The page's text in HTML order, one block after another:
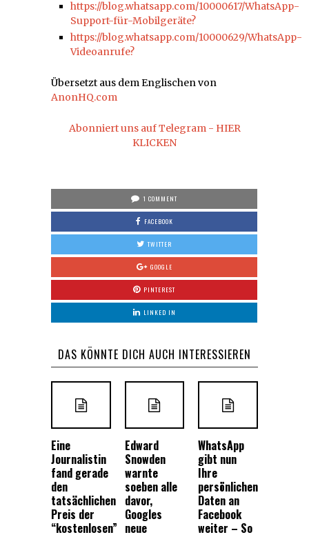
https://blog.whatsapp.com/10000617/WhatsApp-
Support-für-Mobilgeräte?
https://blog.whatsapp.com/10000629/WhatsApp-
Videoanrufe?
Übersetzt aus dem Englischen von
AnonHQ.com
Abonniert uns auf Telegram - HIER
KLICKEN
1 COMMENT
FACEBOOK
TWITTER
GOOGLE
PINTEREST
LINKED IN
DAS KÖNNTE DICH AUCH INTERESSIEREN
Eine
Journalistin
fand gerade
den
tatsächlichen
Preis der
“kostenlosen”
Edward
Snowden
warnte
soeben alle
davor,
Googles
neue
WhatsApp
gibt nun
Ihre
persönlichen
Daten an
Facebook
weiter – So